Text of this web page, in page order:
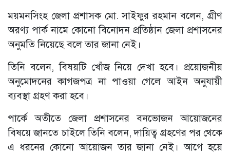
ময়মনসিংহ জেলা প্রশাসক মো. সাইফুর রহমান বলেন, গ্রীণ
অরণ্য পার্ক নামে কোনো বিনোদন প্রতিষ্ঠান জেলা প্রশাসনের
অনুমতি নিয়েছে বলে তার জানা নেই।
তিনি বলেন, বিষয়টি খোঁজ নিয়ে দেখা হবে। প্রয়োজনীয়
অনুমোদনের কাগজপত্র না পাওয়া গেলে আইন অনুযায়ী
ব্যবস্থা গ্রহণ করা হবে।
পার্কে অতীতে জেলা প্রশাসনের বনভোজন আয়োজনের
বিষয়ে জানতে চাইলে তিনি বলেন, দায়িত্ব গ্রহণের পর থেকে
এ ধরনের কোনো আয়োজন তার জানা নেই। আগে হয়ে